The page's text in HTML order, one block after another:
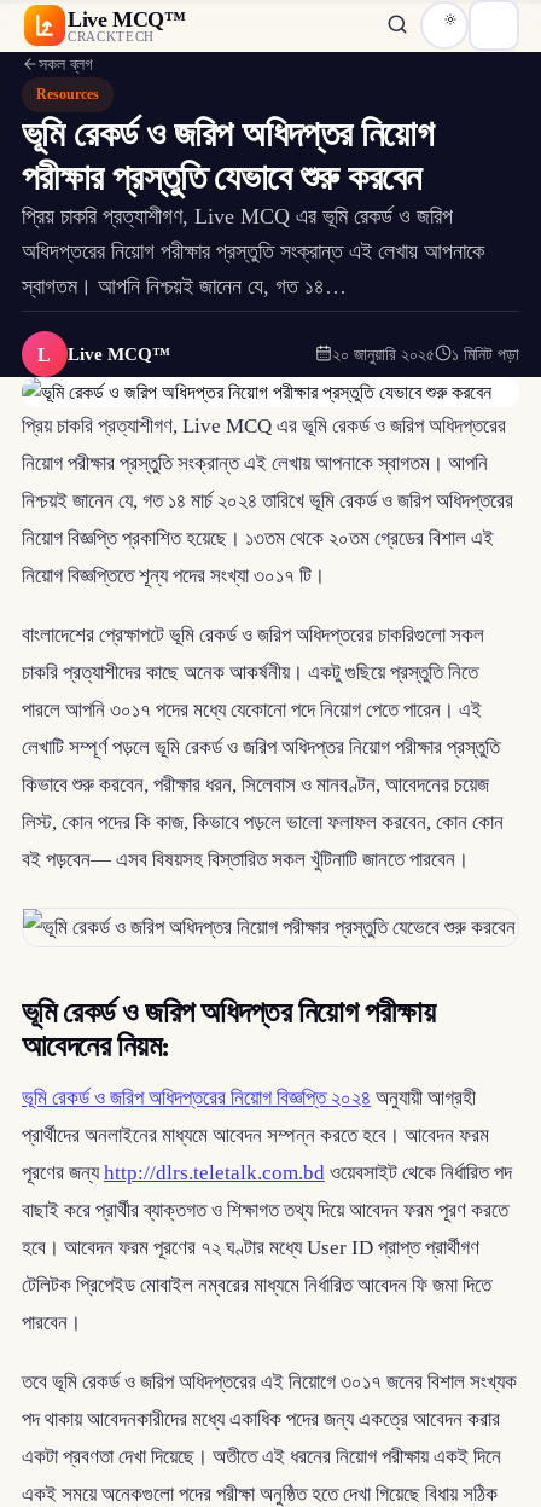
Live MCQ™
CRACKTECH
সকল ব্লগ
Resources
ভূমি রেকর্ড ও জরিপ অধিদপ্তর নিয়োগ
পরীক্ষার প্রস্তুতি যেভাবে শুরু করবেন
প্রিয় চাকরি প্রত্যাশীগণ, Live MCQ এর ভূমি রেকর্ড ও জরিপ
অধিদপ্তরের নিয়োগ পরীক্ষার প্রস্তুতি সংক্রান্ত এই লেখায় আপনাকে
স্বাগতম। আপনি নিশ্চয়ই জানেন যে, গত ১৪…
L Live MCQ™ ২০ জানুয়ারি ২০২৫ ১ মিনিট পড়া
প্রিয় চাকরি প্রত্যাশীগণ, Live MCQ এর ভূমি রেকর্ড ও জরিপ অধিদপ্তরের
নিয়োগ পরীক্ষার প্রস্তুতি সংক্রান্ত এই লেখায় আপনাকে স্বাগতম। আপনি
নিশ্চয়ই জানেন যে, গত ১৪ মার্চ ২০২৪ তারিখে ভূমি রেকর্ড ও জরিপ অধিদপ্তরের
নিয়োগ বিজ্ঞপ্তি প্রকাশিত হয়েছে। ১৩তম থেকে ২০তম গ্রেডের বিশাল এই
নিয়োগ বিজ্ঞপ্তিতে শূন্য পদের সংখ্যা ৩০১৭ টি।
বাংলাদেশের প্রেক্ষাপটে ভূমি রেকর্ড ও জরিপ অধিদপ্তরের চাকরিগুলো সকল
চাকরি প্রত্যাশীদের কাছে অনেক আকর্ষনীয়। একটু গুছিয়ে প্রস্তুতি নিতে
পারলে আপনি ৩০১৭ পদের মধ্যে যেকোনো পদে নিয়োগ পেতে পারেন। এই
লেখাটি সম্পূর্ণ পড়লে ভূমি রেকর্ড ও জরিপ অধিদপ্তর নিয়োগ পরীক্ষার প্রস্তুতি
কিভাবে শুরু করবেন, পরীক্ষার ধরন, সিলেবাস ও মানবণ্টন, আবেদনের চয়েজ
লিস্ট, কোন পদের কি কাজ, কিভাবে পড়লে ভালো ফলাফল করবেন, কোন কোন
বই পড়বেন— এসব বিষয়সহ বিস্তারিত সকল খুঁটিনাটি জানতে পারবেন।
ভূমি রেকর্ড ও জরিপ অধিদপ্তর নিয়োগ পরীক্ষায়
আবেদনের নিয়ম:
ভূমি রেকর্ড ও জরিপ অধিদপ্তরের নিয়োগ বিজ্ঞপ্তি ২০২৪ অনুযায়ী আগ্রহী
প্রার্থীদের অনলাইনের মাধ্যমে আবেদন সম্পন্ন করতে হবে। আবেদন ফরম
পূরণের জন্যhttp://dlrs.teletalk.com.bdওয়েবসাইট থেকে নির্ধারিত পদ
বাছাই করে প্রার্থীর ব্যাক্তগত ও শিক্ষাগত তথ্য দিয়ে আবেদন ফরম পূরণ করতে
হবে। আবেদন ফরম পূরণের ৭২ ঘণ্টার মধ্যে User ID প্রাপ্ত প্রার্থীগণ
টেলিটক প্রিপেইড মোবাইল নম্বরের মাধ্যমে নির্ধারিত আবেদন ফি জমা দিতে
পারবেন।
তবে ভূমি রেকর্ড ও জরিপ অধিদপ্তরের এই নিয়োগে ৩০১৭ জনের বিশাল সংখ্যক
পদ থাকায় আবেদনকারীদের মধ্যে একাধিক পদের জন্য একত্রে আবেদন করার
একটা প্রবণতা দেখা দিয়েছে। অতীতে এই ধরনের নিয়োগ পরীক্ষায় একই দিনে
একই সময়ে অনেকগুলো পদের পরীক্ষা অনুষ্ঠিত হতে দেখা গিয়েছে বিধায় সঠিক